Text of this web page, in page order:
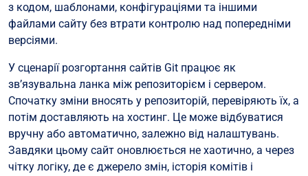
з кодом, шаблонами, конфігураціями та іншими
файлами сайту без втрати контролю над попередніми
версіями.
У сценарії розгортання сайтів Git працює як
зв’язувальна ланка між репозиторієм і сервером.
Спочатку зміни вносять у репозиторій, перевіряють їх, а
потім доставляють на хостинг. Це може відбуватися
вручну або автоматично, залежно від налаштувань.
Завдяки цьому сайт оновлюється не хаотично, а через
чітку логіку, де є джерело змін, історія комітів і